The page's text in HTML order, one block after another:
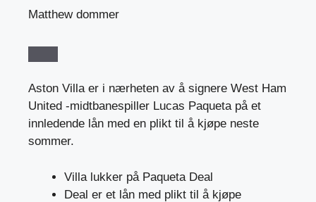
Matthew dommer
Aston Villa er i nærheten av å signere West Ham
United -midtbanespiller Lucas Paqueta på et
innledende lån med en plikt til å kjøpe neste
sommer.
Villa lukker på Paqueta Deal
Deal er et lån med plikt til å kjøpe